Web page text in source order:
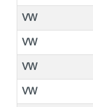
VW
VW
VW
VW